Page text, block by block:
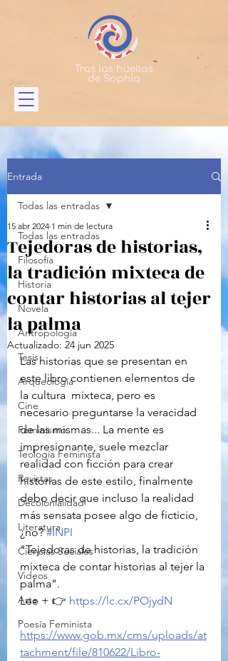
Entrada
Todas las entradas
Filosofía
Historia
Novela
Antropología
Tesis
Arqueología
Cine
Feminismo
Teología Feminista
Revistas
Decolonialidad
Literatura
Ciencias Sociales
Videos
Arte
Poesía Feminista
Todas las entradas
Tejedoras de historias,
la tradición mixteca de
contar historias al tejer
la palma
15 abr 2024 1 min de lectura
Actualizado: 24 jun 2025
Las historias que se presentan en
este libro contienen elementos de
la cultura  mixteca, pero es
necesario preguntarse la veracidad
de las mismas... La mente es
impresionante, suele mezclar
realidad con ficción para crear
historias de este estilo, finalmente
debo decir que incluso la realidad
más sensata posee algo de ficticio,
¿no? #INPI
"Tejedoras de historias, la tradición
mixteca de contar historias al tejer la
palma".
Lee + 👉 https://lc.cx/POjydN
https://www.gob.mx/cms/uploads/at
tachment/file/810622/Libro-